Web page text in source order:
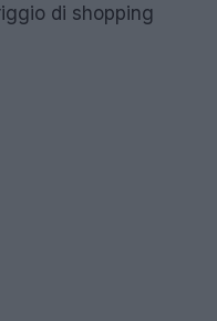
di shopping